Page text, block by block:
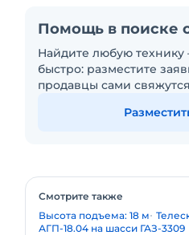
Помощь в поиске
Найдите любую технику
быстро: разместите
продавцы сами
Смотрите также
Высота подъема: 18 м
АГП-18.04 на шасси ГАЗ-3309